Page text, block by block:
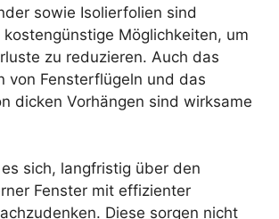
sowie Isolierfolien sind
Möglichkeiten, um
zu reduzieren. Auch das
von Fensterflügeln und das
dicken Vorhängen sind wirksame
sich, langfristig über den
Fenster mit effizienter
Diese sorgen nicht